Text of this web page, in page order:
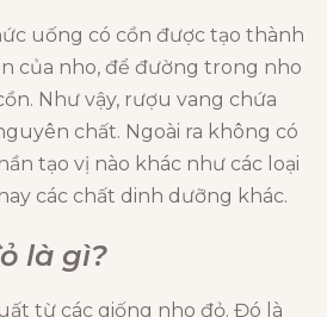
uống có cồn được tạo thành
của nho, để đường trong nho
Như vậy, rượu vang chứa
chất. Ngoài ra không có
tạo vị nào khác như các loại
các chất dinh dưỡng khác.
là gì?
từ các giống nho đỏ. Đó là